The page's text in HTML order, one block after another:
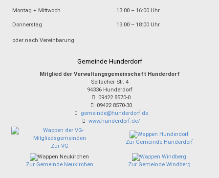
Montag + Mittwoch 13:00 – 16:00 Uhr
Donnerstag 13:00 – 18:00 Uhr
oder nach Vereinbarung
Gemeinde Hunderdorf
Mitglied der Verwaltungsgemeinschaft Hunderdorf
Sollacher Str. 4
94336 Hunderdorf
09422 8570-0
09422 8570-30
gemeinde@hunderdorf.de
www.hunderdorf.de/
Zur VG
Zur Gemeinde Hunderdorf
Zur Gemeinde Neukirchen Zur Gemeinde Windberg